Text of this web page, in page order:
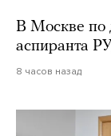
В Москве по
аспиранта
8 часов назад